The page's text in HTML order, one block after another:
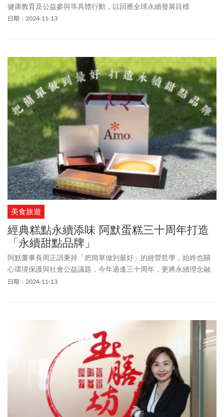
健康教育及公益參與等具體行動，以回應全球永續發展目標
（SDGs）為核心，從企業核心本業出發，持續攜手臺北市政府產業
日期：2024-11-13
美食旅遊
經典糕點永續添味 阿默蛋糕三十周年打造
「永續甜點品牌」
阿默董事長周正訓秉持「把簡單做到最好」的經營哲學，始終也關
心環境保護與社會公益議題，今年適逢三十周年，更將永續理念融
入創意，透過「永續甜點品牌計畫」將產品逐步永續轉型，不僅要
日期：2024-11-13